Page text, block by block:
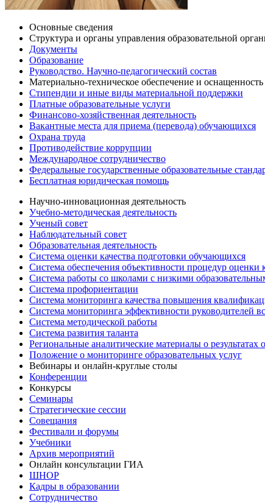
Основные сведения
Структура и органы управления образовательной
Документы
Образование
Руководство. Научно-педагогический состав
Материально-техническое обеспечение и
Стипендии и иные виды материальной поддержки
Платные образовательные услуги
Финансово-хозяйственная деятельность
Вакантные места для приема (перевода) обучающихся
Охрана труда
Противодействие коррупции
Международное сотрудничество
Федеральные государственные образовательные
Бесплатная юридическая помощь
Научно-инновационная деятельность
Учебно-методическая деятельность
Ученый совет
Наблюдательный совет
Образовательная деятельность
Система оценки качества подготовки обучающихся
Система обеспечения объективности процедур оценки
Система работы со школами с низкими
Система профориентации
Система мониторинга качества повышения
Система мониторинга эффективности руководителей
Система методической работы
Система развития таланта
Региональные аналитические материалы о
Положение о мониторинге образовательных услуг
Вебинары и онлайн-круглые столы
Конференции
Конкурсы
Семинары
Стратегические сессии
Совещания
Фестивали и форумы
Учебники
Архив мероприятий
Онлайн консультации ГИА
ШНОР
Кадры в образовании
Сотрудничество